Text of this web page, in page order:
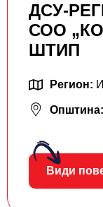
ДСУ-
СОО
ШТИП
Регион:
Општина:
Види